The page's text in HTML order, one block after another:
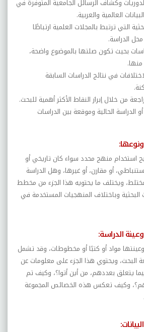
وكشاف الرسائل الجامعية المتوفرة في
العالمية والعربية.
التي ترتبط بالمجلات العلمية ارتباطًا
الدراسة.
بحيث تكون صلتها بالموضوع واضحة،
في نتائج الدراسات السابقة
من خلال إبراز النقاط الأكثر أهمية للبحث.
الدراسة الحالية وموقعة بين الدراسات
استخدام منهج محدد سواء كان تاريخي أو
أو مقارن، أو غيرها، وهل الدراسة
ويختلف ما يحتويه هذا الجزء من مخطط
وباختلاف المنهجيات المستخدمة في
الدراسة:
مواد أو كتبًا أو مخطوطات، وقد تشمل
ويحتوي هذا الجزء على معلومات عن
يتعلق بعددهم، من أين أتوا؟، وكيف تم
وكيف تعكس هذه الخصائص المجموعة